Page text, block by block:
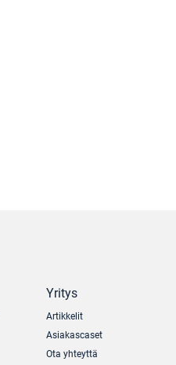
Yritys
Artikkelit
Asiakascaset
Ota yhteyttä